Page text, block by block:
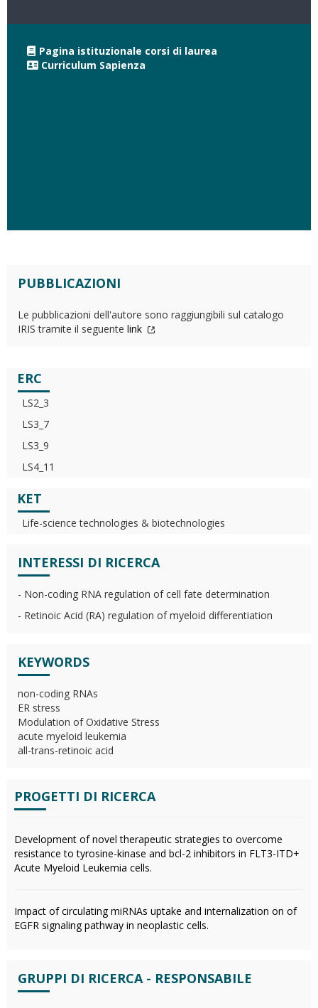
Pagina istituzionale corsi di laurea
Curriculum Sapienza
PUBBLICAZIONI
Le pubblicazioni dell'autore sono raggiungibili sul catalogo
IRIS tramite il seguente link
ERC
LS2_3
LS3_7
LS3_9
LS4_11
KET
Life-science technologies & biotechnologies
INTERESSI DI RICERCA
- Non-coding RNA regulation of cell fate determination
- Retinoic Acid (RA) regulation of myeloid differentiation
KEYWORDS
non-coding RNAs
ER stress
Modulation of Oxidative Stress
acute myeloid leukemia
all-trans-retinoic acid
PROGETTI DI RICERCA
Development of novel therapeutic strategies to overcome
resistance to tyrosine-kinase and bcl-2 inhibitors in FLT3-ITD+
Acute Myeloid Leukemia cells.
Impact of circulating miRNAs uptake and internalization on of
EGFR signaling pathway in neoplastic cells.
GRUPPI DI RICERCA - RESPONSABILE